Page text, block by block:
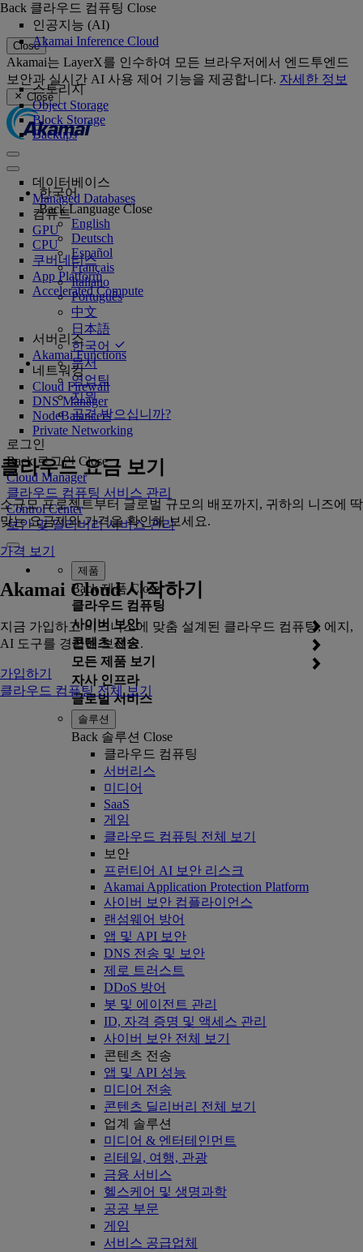
Close
Akamai는 LayerX를 인수하여 모든 브라우저에서 엔드투엔드
보안과 실시간 AI 사용 제어 기능을 제공합니다. 자세한 정보
Close
한국어
Back Language Close
English
Deutsch
Español
Français
Italiano
Português
中文
日本語
한국어
문서
영업팀
지원
공격 받으십니까?
로그인
Back 로그인 Close
Cloud Manager
클라우드 컴퓨팅 서비스 관리
Control Center
보안 및 딜리버리 서비스 관리
제품
Back 제품 Close
클라우드 컴퓨팅
사이버 보안
콘텐츠 전송
모든 제품 보기
자사 인프라
글로벌 서비스
Back 클라우드 컴퓨팅 Close
인공지능 (AI)
Akamai Inference Cloud
스토리지
Object Storage
Block Storage
Backups
데이터베이스
Managed Databases
컴퓨트
GPU
CPU
쿠버네티스
App Platform
Accelerated Compute
서버리스
Akamai Functions
네트워킹
Cloud Firewall
DNS Manager
NodeBalancers
Private Networking
클라우드 요금 보기
소규모 프로젝트부터 글로벌 규모의 배포까지, 귀하의 니즈에 딱
맞는 요금제와 가격을 확인해 보세요.
가격 보기
Akamai Cloud 시작하기
지금 가입하고 비즈니스에 맞춤 설계된 클라우드 컴퓨팅, 에지,
AI 도구를 경험해 보세요.
가입하기
클라우드 컴퓨팅 전체 보기
솔루션
Back 솔루션 Close
클라우드 컴퓨팅
서버리스
미디어
SaaS
게임
클라우드 컴퓨팅 전체 보기
보안
프런티어 AI 보안 리스크
Akamai Application Protection Platform
사이버 보안 컴플라이언스
랜섬웨어 방어
앱 및 API 보안
DNS 전송 및 보안
제로 트러스트
DDoS 방어
봇 및 에이전트 관리
ID, 자격 증명 및 액세스 관리
사이버 보안 전체 보기
콘텐츠 전송
앱 및 API 성능
미디어 전송
콘텐츠 딜리버리 전체 보기
업계 솔루션
미디어 & 엔터테인먼트
리테일, 여행, 관광
금융 서비스
헬스케어 및 생명과학
공공 부문
게임
서비스 공급업체